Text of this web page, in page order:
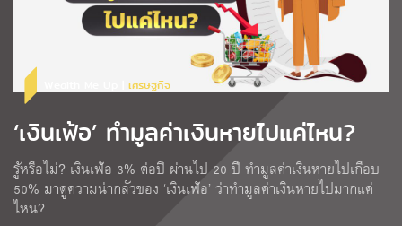
เศรษฐกิจ
‘เงินเฟ้อ’ ทำมูลค่าเงินหายไปแค่ไหน?
รู้หรือไม่? เงินเฟ้อ 3% ต่อปี ผ่านไป 20 ปี ทำมูลค่าเงินหายไปเกือบ
50% มาดูความน่ากลัวของ ‘เงินเฟ้อ’ ว่าทำมูลค่าเงินหายไปมากแค่
ไหน?